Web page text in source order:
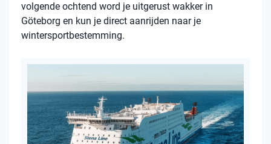
volgende ochtend word je uitgerust wakker in
Göteborg en kun je direct aanrijden naar je
wintersportbestemming.